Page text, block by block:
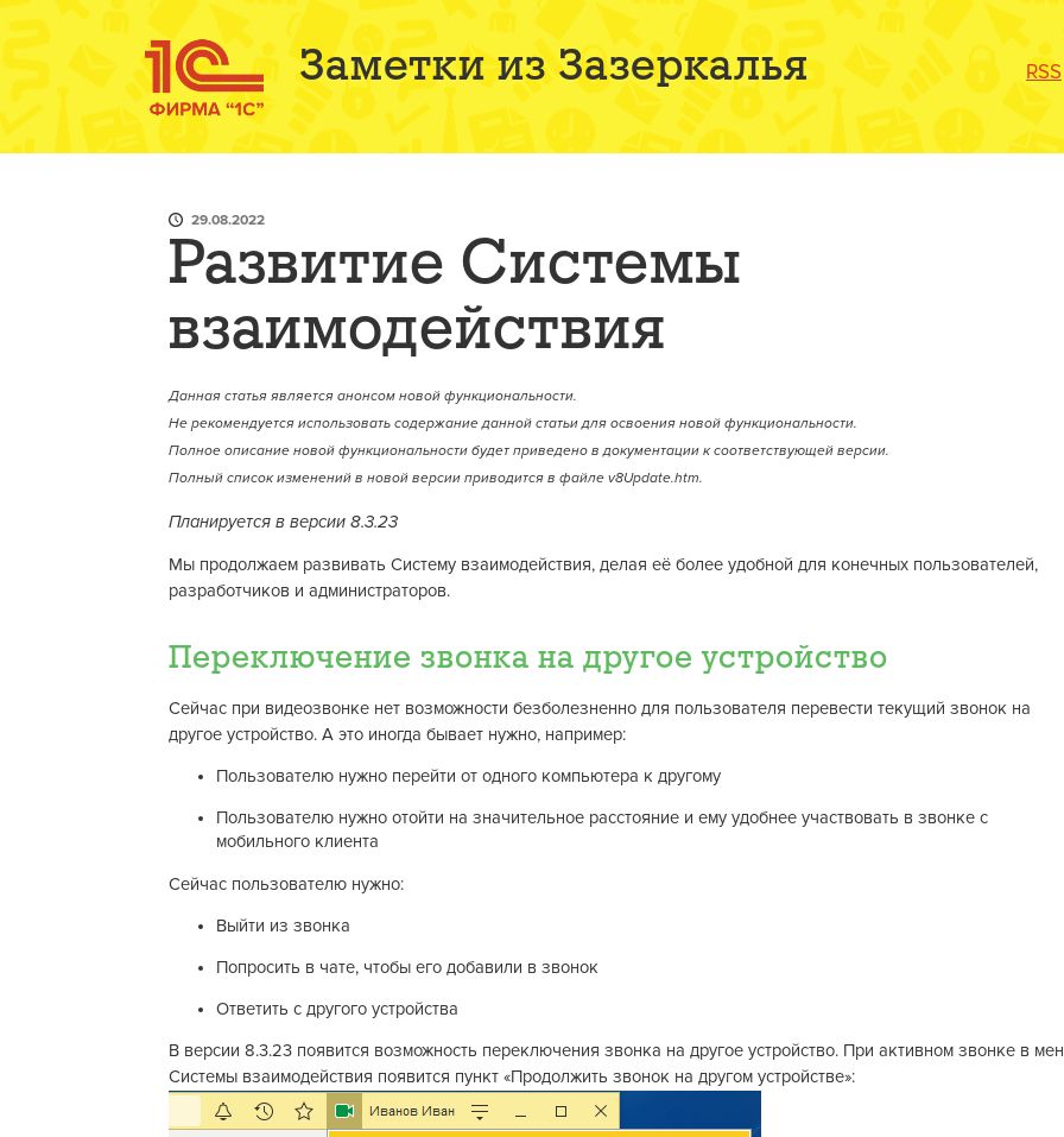
Заметки из Зазеркалья RSS
29.08.2022
Развитие Системы
взаимодействия
Данная статья является анонсом новой функциональности.
Не рекомендуется использовать содержание данной статьи для освоения новой функциональности.
Полное описание новой функциональности будет приведено в документации к соответствующей версии.
Полный список изменений в новой версии приводится в файле v8Update.htm.
Планируется в версии 8.3.23
Мы продолжаем развивать Систему взаимодействия, делая её более удобной для конечных пользователей,
разработчиков и администраторов.
Переключение звонка на другое устройство
Сейчас при видеозвонке нет возможности безболезненно для пользователя перевести текущий звонок на
другое устройство. А это иногда бывает нужно, например:
Пользователю нужно перейти от одного компьютера к другому
Пользователю нужно отойти на значительное расстояние и ему удобнее участвовать в звонке с
мобильного клиента
Сейчас пользователю нужно:
Выйти из звонка
Попросить в чате, чтобы его добавили в звонок
Ответить с другого устройства
В версии 8.3.23 появится возможность переключения звонка на другое устройство. При активном звонке в
Системы взаимодействия появится пункт «Продолжить звонок на другом устройстве»: